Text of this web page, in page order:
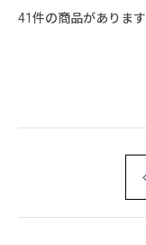
41件の商品があります